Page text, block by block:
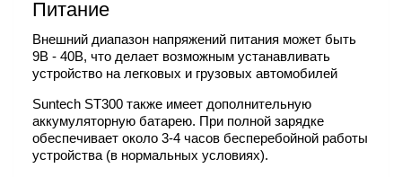
Питание
Внешний диапазон напряжений питания может быть
9В - 40В, что делает возможным устанавливать
устройство на легковых и грузовых автомобилей
Suntech ST300 также имеет дополнительную
аккумуляторную батарею. При полной зарядке
обеспечивает около 3-4 часов бесперебойной работы
устройства (в нормальных условиях).